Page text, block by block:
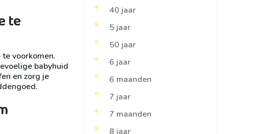
te
voorkomen.
babyhuid
en zorg je
40 jaar
5 jaar
50 jaar
6 jaar
6 maanden
7 jaar
7 maanden
8 jaar